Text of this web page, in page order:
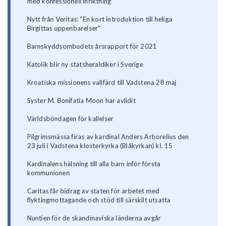
Nytt från Veritas: "En kort introduktion till heliga
Birgittas uppenbarelser"
Barnskyddsombudets årsrapport för 2021
Katolik blir ny statsheraldiker i Sverige
Kroatiska missionens vallfärd till Vadstena 28 maj
Syster M. Bonifatia Moon har avlidit
Världsböndagen för kallelser
Pilgrimsmässa firas av kardinal Anders Arborelius den
23 juli i Vadstena klosterkyrka (Blåkyrkan) kl. 15
Kardinalens hälsning till alla barn inför första
kommunionen
Caritas får bidrag av staten för arbetet med
flyktingmottagande och stöd till särskilt utsatta
Nuntien för de skandinaviska länderna avgår